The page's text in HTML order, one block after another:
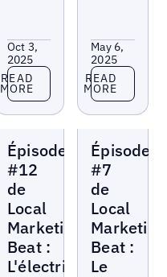
Oct 3,
2025
Read more
READ
MORE
May 6,
2025
Read more
READ
MORE
Marketing
Beat
Épisode
#12
de
Local
Marketing
Beat :
L'électrification
Marketing
Beat
Épisode
#7
de
Local
Marketing
Beat :
Le